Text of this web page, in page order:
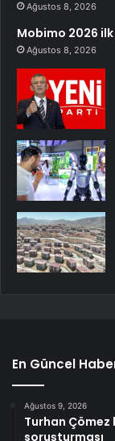
Ağustos 8, 2026
Mobimo 2026
Ağustos 8, 2026
En Güncel
Ağustos 9, 2026
Turhan Çömez
soruşturması